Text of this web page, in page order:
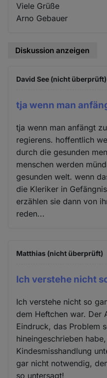
Viele Grüße
Arno Gebauer
Diskussion anzeigen
David See (nicht überprüft)
tja wenn man
tja wenn man anfängt
regierens. hoffentlich
durch die gesunden
menschen werden
gesunden welt. wenn
die Kleriker in
erzählen sie dann von
reden...
Matthias (nicht überprüft)
Ich verstehe nicht
Ich verstehe nicht so
dem Heftchen war. Der
Eindruck, das Problem
hineingeschrieben
Kindesmisshandlung
gar nicht notwendig,
so untersagt!